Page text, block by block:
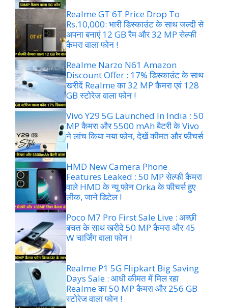
Realme GT 6T Price Drop To
Rs.10,000: भारी डिस्काउंट के साथ जल्दी से
अपना बनाएं 12 GB रैम और 32 MP सेल्फी
कैमरा वाला फोन !
Realme Narzo N61 Amazon
Discount Offer : 17% डिस्काउंट के साथ
खरीदें Realme का 32 MP कैमरा एवं 128
GB स्टोरेज वाला फोन !
Vivo Y29 5G Launched In India : 50
MP कैमरा और 5500 mAh बैटरी के Vivo
ने लांच किया नया फोन, देखें कीमत और फीचर्स
!
HMD New Camera Phone
Features Leaked : 50 MP सेल्फी कैमरा
वाले HMD के न्यू फोन Orka के फीचर्स हुए
लीक, जाने डिटेल !
Poco M7 Pro First Sale Live : अच्छी
बचत के साथ खरीदे 50 MP कैमरा और 45
W चार्जिंग वाला फोन !
Realme P1 5G Flipkart Big Saving
Days Sale : आधी कीमत में मिल रहा
Realme का 50 MP कैमरा और 256 GB
स्टोरेज वाला फोन !